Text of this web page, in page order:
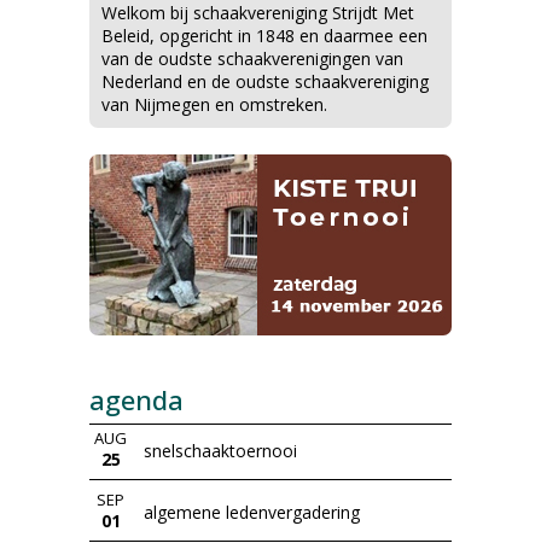
Welkom bij schaakvereniging Strijdt Met
Beleid, opgericht in 1848 en daarmee een
van de oudste schaakverenigingen van
Nederland en de oudste schaakvereniging
van Nijmegen en omstreken.
agenda
AUG
25 snelschaaktoernooi
SEP
01 algemene ledenvergadering